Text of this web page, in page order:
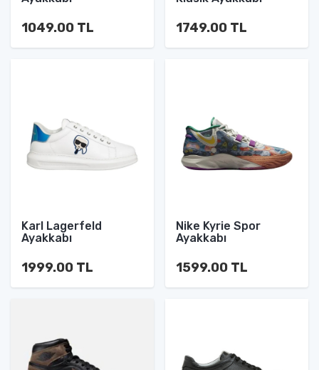
1049.00 TL 1749.00 TL
Karl Lagerfeld
Ayakkabı
1999.00 TL
Nike Kyrie Spor
Ayakkabı
1599.00 TL